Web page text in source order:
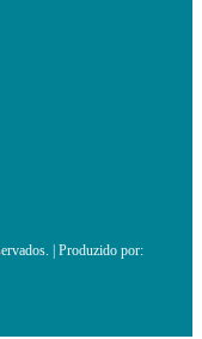
| Produzido por: